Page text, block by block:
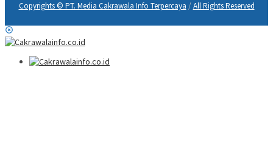
Copyrights © PT. Media Cakrawala Info Terpercaya /All Rights Reserved